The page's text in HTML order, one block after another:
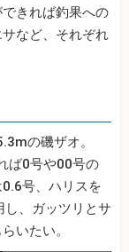
きれば釣果への
など、それぞれ
の磯ザオ。
ば0号や00号の
号、ハリスを
、ガッツリとサ
いたい。